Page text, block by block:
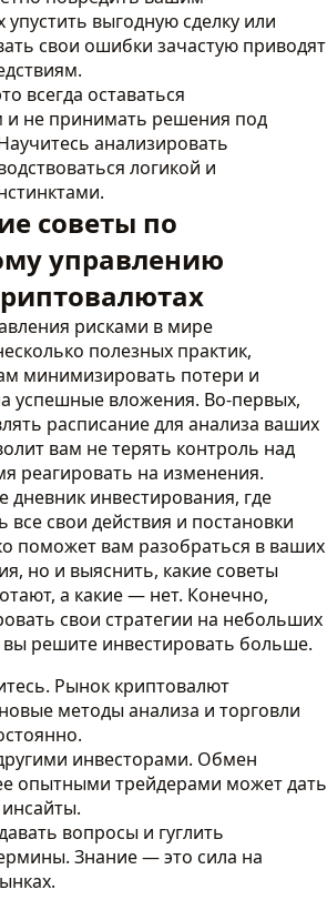
выгодную сделку или
свои ошибки зачастую приводят
всегда оставаться
не принимать решения под
анализировать
логикой и
советы по
управлению
рисками в мире
полезных практик,
минимизировать потери и
успешные вложения. Во-первых,
расписание для анализа ваших
вам не терять контроль над
реагировать на изменения.
дневник инвестирования, где
все свои действия и постановки
поможет вам разобраться в ваших
но и выяснить, какие советы
а какие — нет. Конечно,
свои стратегии на небольших
вы решите инвестировать больше.
Рынок криптовалют
методы анализа и торговли
инвесторами. Обмен
опытными трейдерами может дать
вопросы и гуглить
Знание — это сила на